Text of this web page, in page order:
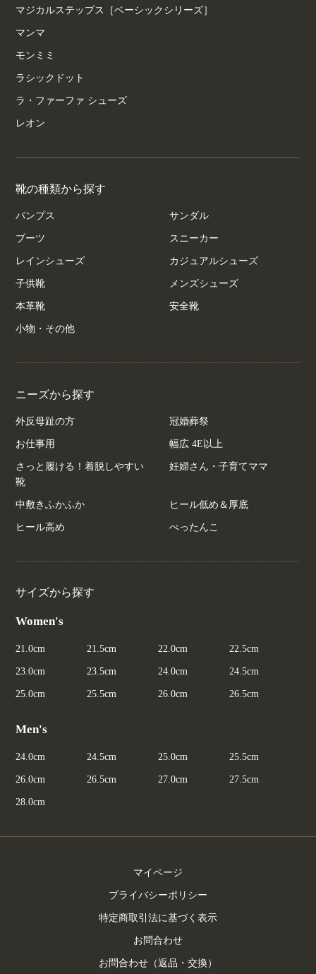
マジカルステップス［ベーシックシリーズ］
マンマ
モンミミ
ラシックドット
ラ・ファーファ シューズ
レオン
靴の種類から探す
パンプス サンダル
ブーツ スニーカー
レインシューズ カジュアルシューズ
子供靴 メンズシューズ
本革靴 安全靴
小物・その他
ニーズから探す
外反母趾の方 冠婚葬祭
お仕事用 幅広 4E以上
さっと履ける！着脱しやすい
靴
妊婦さん・子育てママ
中敷きふかふか ヒール低め＆厚底
ヒール高め ぺったんこ
サイズから探す
Women's
21.0cm 21.5cm 22.0cm 22.5cm
23.0cm 23.5cm 24.0cm 24.5cm
25.0cm 25.5cm 26.0cm 26.5cm
Men's
24.0cm 24.5cm 25.0cm 25.5cm
26.0cm 26.5cm 27.0cm 27.5cm
28.0cm
マイページ
プライバシーポリシー
特定商取引法に基づく表示
お問合わせ
お問合わせ（返品・交換）